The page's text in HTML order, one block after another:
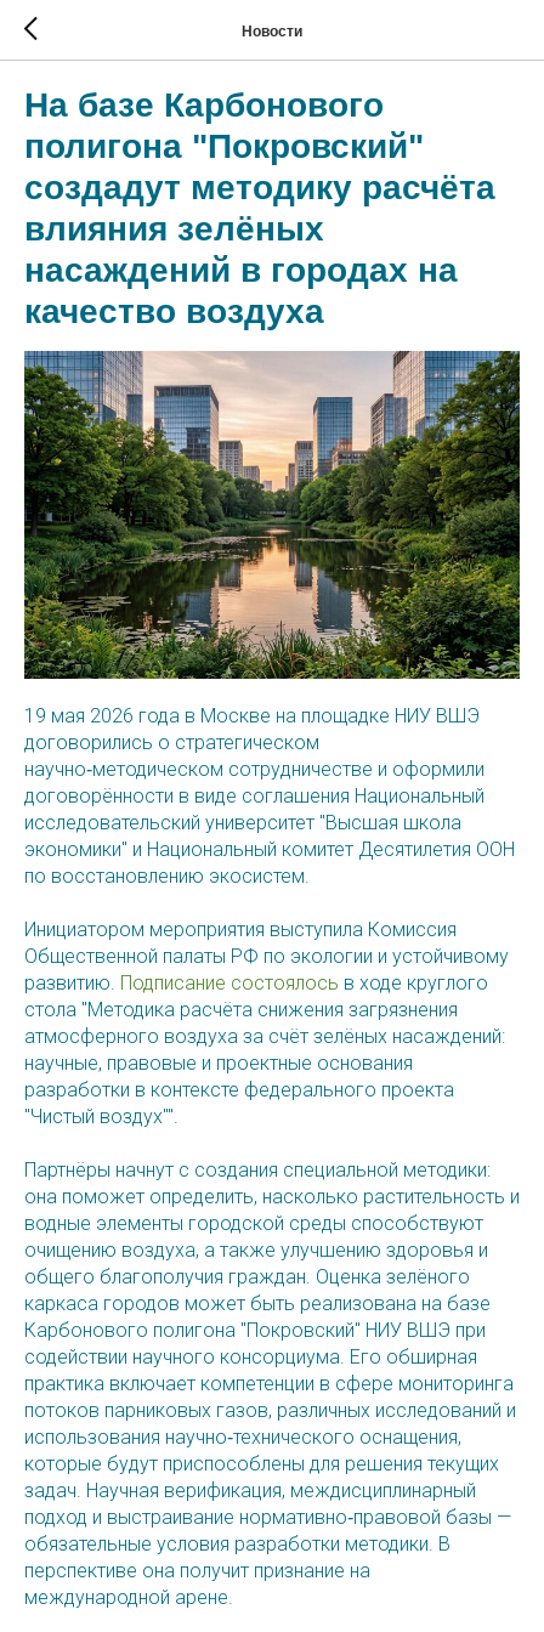
Новости
На базе Карбонового
полигона "Покровский"
создадут методику расчёта
влияния зелёных
насаждений в городах на
качество воздуха
19 мая 2026 года в Москве на площадке НИУ ВШЭ
договорились о стратегическом
научно‑методическом сотрудничестве и оформили
договорённости в виде соглашения Национальный
исследовательский университет "Высшая школа
экономики" и Национальный комитет Десятилетия ООН
по восстановлению экосистем.
Инициатором мероприятия выступила Комиссия
Общественной палаты РФ по экологии и устойчивому
развитию. Подписание состоялось в ходе круглого
стола "Методика расчёта снижения загрязнения
атмосферного воздуха за счёт зелёных насаждений:
научные, правовые и проектные основания
разработки в контексте федерального проекта
"Чистый воздух"".
Партнёры начнут с создания специальной методики:
она поможет определить, насколько растительность и
водные элементы городской среды способствуют
очищению воздуха, а также улучшению здоровья и
общего благополучия граждан. Оценка зелёного
каркаса городов может быть реализована на базе
Карбонового полигона "Покровский" НИУ ВШЭ при
содействии научного консорциума. Его обширная
практика включает компетенции в сфере мониторинга
потоков парниковых газов, различных исследований и
использования научно‑технического оснащения,
которые будут приспособлены для решения текущих
задач. Научная верификация, междисциплинарный
подход и выстраивание нормативно‑правовой базы —
обязательные условия разработки методики. В
перспективе она получит признание на
международной арене.